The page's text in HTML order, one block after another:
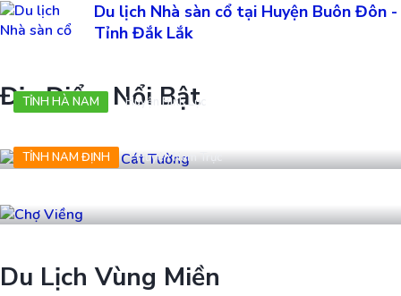
Du lịch Nhà sàn cổ tại Huyện Buôn Đôn -
Tỉnh Đắk Lắk
Địa Điểm Nổi Bật
TỈNH HÀ NAM Huyện Bình Lục
TỈNH NAM ĐỊNH Huyện Nam Trực
Du Lịch Vùng Miền